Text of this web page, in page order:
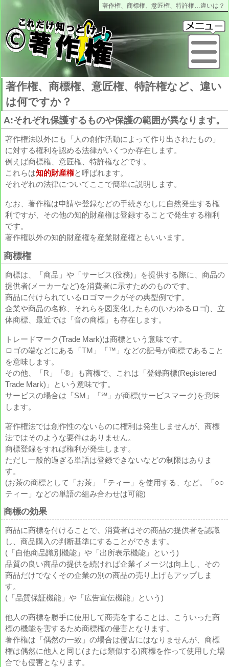
著作権、商標権、意匠権、特許権…違いは？
これだけ知っとけ著作権
著作権、商標権、意匠権、特許権など、違い
は何ですか？
A:それぞれ保護するものや保護の範囲が異なります。
著作権法以外にも「人の創作活動によって作り出されたもの」
に対する権利を認める法律がいくつか存在します。
例えば商標権、意匠権、特許権などです。
これらは知的財産権と呼ばれます。
それぞれの法律についてここで簡単に説明します。
なお、著作権は申請や登録などの手続きなしに自然発生する権
利ですが、その他の知的財産権は登録することで発生する権利
です。
著作権以外の知的財産権を産業財産権ともいいます。
商標権
商標は、「商品」や「サービス(役務)」を提供する際に、商品の
提供者(メーカーなど)を消費者に示すためのものです。
商品に付けられているロゴマークがその典型例です。
企業や商品の名称、それらを図案化したもの(いわゆるロゴ)、立
体商標、最近では「音の商標」も存在します。
トレードマーク(Trade Mark)は商標という意味です。
ロゴの端などにある「TM」「™」などの記号が商標であること
を意味します。
その他、「R」「®」も商標で、これは「登録商標(Registered
Trade Mark)」という意味です。
サービスの場合は「SM」「℠」が商標(サービスマーク)を意味
します。
著作権法では創作性のないものに権利は発生しませんが、商標
法ではそのような要件はありません。
商標登録をすれば権利が発生します。
ただし一般的過ぎる単語は登録できないなどの制限はありま
す。
(お茶の商標として「お茶」「ティー」を使用する、など。「○○
ティー」などの単語の組み合わせは可能)
商標の効果
商品に商標を付けることで、消費者はその商品の提供者を認識
し、商品購入の判断基準にすることができます。
(「自他商品識別機能」や「出所表示機能」という)
品質の良い商品の提供を続ければ企業イメージは向上し、その
商品だけでなくその企業の別の商品の売り上げもアップしま
す。
(「品質保証機能」や「広告宣伝機能」という)
他人の商標を勝手に使用して商売をすることは、こういった商
標の機能を害するため商標権の侵害となります。
著作権は「偶然の一致」の場合は侵害にはなりませんが、商標
権は偶然に他人と同じ(または類似する)商標を作って使用した場
合でも侵害となります。